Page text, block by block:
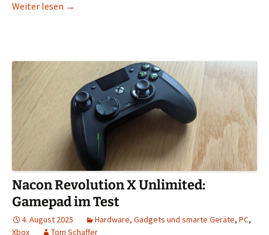
Weiter lesen Der Stand von Open Source im 3D-Druck im Jahr
→
Nacon Revolution X Unlimited:
Gamepad im Test
4. August 2025 Hardware, Gadgets und smarte Geräte, PC,
Xbox
Tom Schaffer